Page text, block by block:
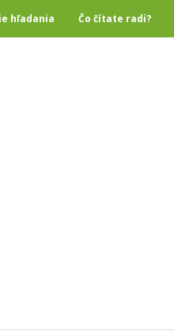
hľadania Čo čítate radi?